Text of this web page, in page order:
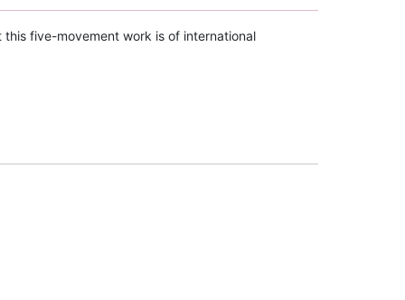
five-movement work is of international